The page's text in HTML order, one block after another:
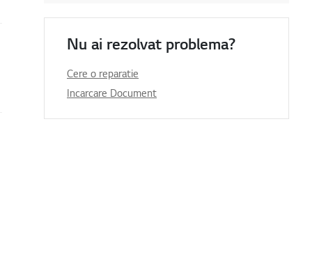
Nu ai rezolvat problema?
Cere o reparatie
Incarcare Document